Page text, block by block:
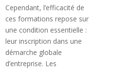
Cependant, l’efficacité de
ces formations repose sur
une condition essentielle :
leur inscription dans une
démarche globale
d’entreprise. Les